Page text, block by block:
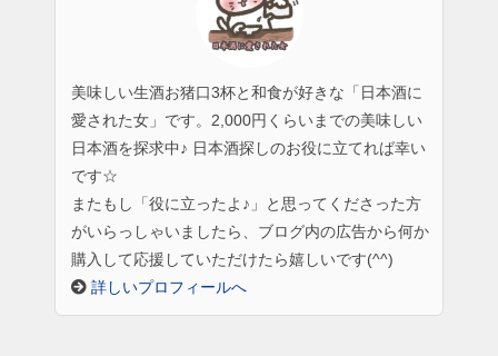
美味しい生酒お猪口3杯と和食が好きな「日本酒に
愛された女」です。2,000円くらいまでの美味しい
日本酒を探求中♪ 日本酒探しのお役に立てれば幸い
です☆
またもし「役に立ったよ♪」と思ってくださった方
がいらっしゃいましたら、ブログ内の広告から何か
購入して応援していただけたら嬉しいです(^^)
詳しいプロフィールへ